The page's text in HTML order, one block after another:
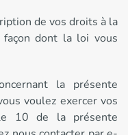
de vos droits à la
dont la loi vous
la présente
voulez exercer vos
10 de la présente